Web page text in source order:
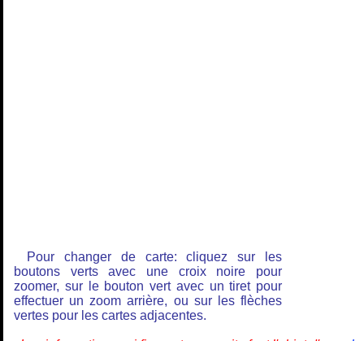
Pour changer de carte: cliquez sur les
boutons verts avec une croix noire pour
zoomer, sur le bouton vert avec un tiret pour
effectuer un zoom arrière, ou sur les flèches
vertes pour les cartes adjacentes.